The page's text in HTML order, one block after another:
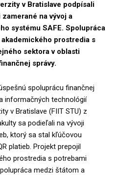
v Bratislave podpísali
na vývoj a
systému SAFE. Spolupráca
prostredia s
sektora v oblasti
správy.
spoluprácu finančnej
informačných technológií
v Bratislave (FIIT STU) z
sa podieľali na vývoji
ktorý sa stal kľúčovou
platieb. Projekt prepojil
prostredia s potrebami
medzi štátom a